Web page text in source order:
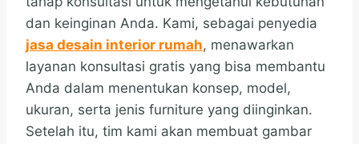
dan keinginan Anda. Kami, sebagai penyedia
jasa desain interior rumah, menawarkan
layanan konsultasi gratis yang bisa membantu
Anda dalam menentukan konsep, model,
ukuran, serta jenis furniture yang diinginkan.
Setelah itu, tim kami akan membuat gambar